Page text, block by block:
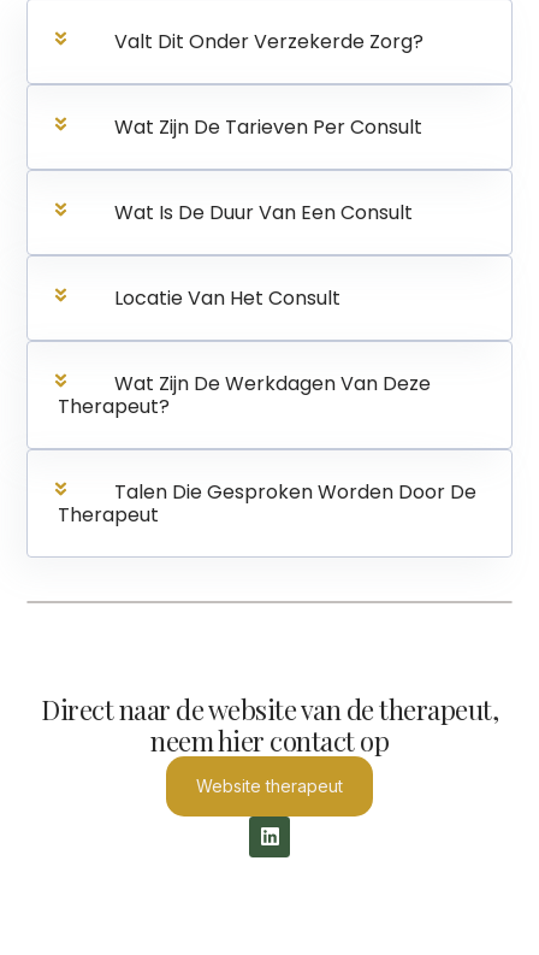
Valt Dit Onder Verzekerde Zorg?
Wat Zijn De Tarieven Per Consult
Wat Is De Duur Van Een Consult
Locatie Van Het Consult
Wat Zijn De Werkdagen Van Deze
Therapeut?
Talen Die Gesproken Worden Door De
Therapeut
Direct naar de website van de therapeut,
neem hier contact op
Website therapeut
L
i
n